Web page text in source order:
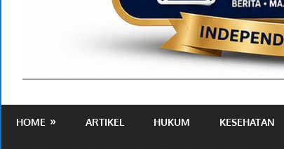
Publik
HOME ARTIKEL HUKUM KESEHATAN